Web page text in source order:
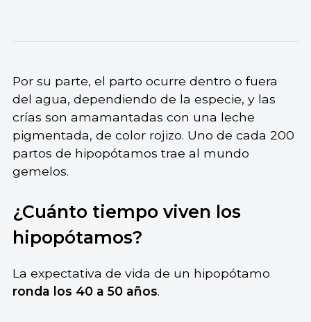
Por su parte, el parto ocurre dentro o fuera
del agua, dependiendo de la especie, y las
crías son amamantadas con una leche
pigmentada, de color rojizo. Uno de cada 200
partos de hipopótamos trae al mundo
gemelos.
¿Cuánto tiempo viven los
hipopótamos?
La expectativa de vida de un hipopótamo
ronda los 40 a 50 años.